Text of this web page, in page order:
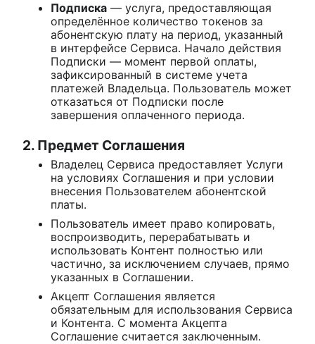
Подписка — услуга, предоставляющая
определённое количество токенов за
абонентскую плату на период, указанный
в интерфейсе Сервиса. Начало действия
Подписки — момент первой оплаты,
зафиксированный в системе учета
платежей Владельца. Пользователь может
отказаться от Подписки после
завершения оплаченного периода.
2. Предмет Соглашения
Владелец Сервиса предоставляет Услуги
на условиях Соглашения и при условии
внесения Пользователем абонентской
платы.
Пользователь имеет право копировать,
воспроизводить, перерабатывать и
использовать Контент полностью или
частично, за исключением случаев, прямо
указанных в Соглашении.
Акцепт Соглашения является
обязательным для использования Сервиса
и Контента. С момента Акцепта
Соглашение считается заключенным.